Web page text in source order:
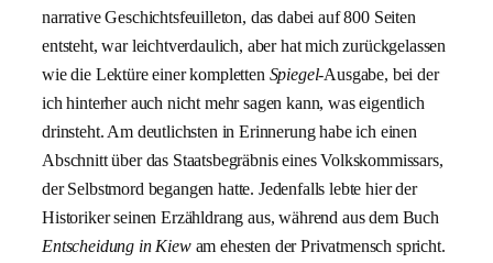
narrative Geschichtsfeuilleton, das dabei auf 800 Seiten
entsteht, war leichtverdaulich, aber hat mich zurückgelassen
wie die Lektüre einer kompletten Spiegel-Ausgabe, bei der
ich hinterher auch nicht mehr sagen kann, was eigentlich
drinsteht. Am deutlichsten in Erinnerung habe ich einen
Abschnitt über das Staatsbegräbnis eines Volkskommissars,
der Selbstmord begangen hatte. Jedenfalls lebte hier der
Historiker seinen Erzähldrang aus, während aus dem Buch
Entscheidung in Kiewam ehesten der Privatmensch spricht.